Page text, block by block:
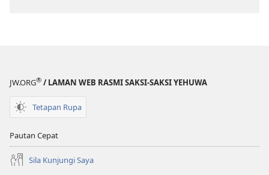
JW.ORG® / LAMAN WEB RASMI SAKSI-SAKSI YEHUWA
Tetapan Rupa
Pautan Cepat
Sila Kunjungi Saya